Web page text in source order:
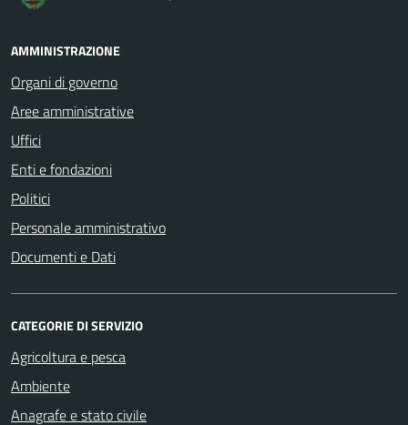
AMMINISTRAZIONE
Organi di governo
Aree amministrative
Uffici
Enti e fondazioni
Politici
Personale amministrativo
Documenti e Dati
CATEGORIE DI SERVIZIO
Agricoltura e pesca
Ambiente
Anagrafe e stato civile